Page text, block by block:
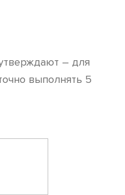
– для
выполнять 5